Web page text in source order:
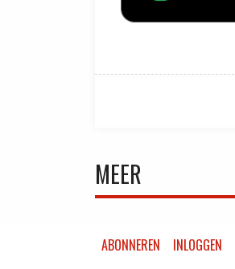
MEER
ABONNEREN INLOGGEN